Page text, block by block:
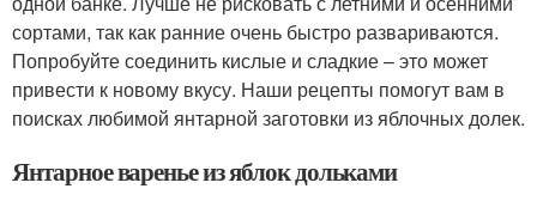
сортами, так как ранние очень быстро развариваются.
Попробуйте соединить кислые и сладкие – это может
привести к новому вкусу. Наши рецепты помогут вам в
поисках любимой янтарной заготовки из яблочных долек.
Янтарное варенье из яблок дольками